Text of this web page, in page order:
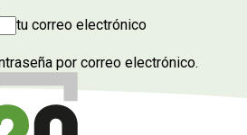
tu correo electrónico
por correo electrónico.